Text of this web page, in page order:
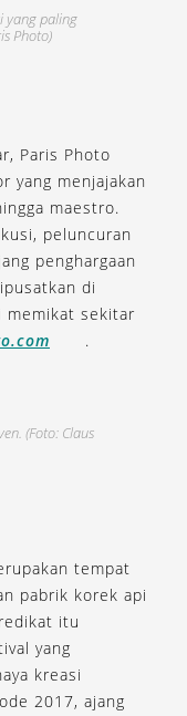
yang paling
Photo)
Paris Photo
yang menjajakan
maestro.
peluncuran
penghargaan
di
memikat sekitar
.
(Foto: Claus
tempat
pabrik korek api
itu
yang
kreasi
2017, ajang